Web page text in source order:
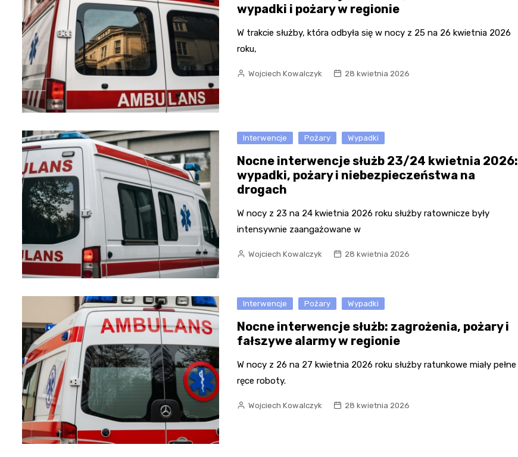
wypadki i pożary w regionie
W trakcie służby, która odbyła się w nocy z 25 na 26 kwietnia 2026
roku,
Wojciech Kowalczyk 28 kwietnia 2026
Interwencje Pożary Wypadki
Nocne interwencje służb 23/24 kwietnia 2026:
wypadki, pożary i niebezpieczeństwa na
drogach
W nocy z 23 na 24 kwietnia 2026 roku służby ratownicze były
intensywnie zaangażowane w
Wojciech Kowalczyk 28 kwietnia 2026
Interwencje Pożary Wypadki
Nocne interwencje służb: zagrożenia, pożary i
fałszywe alarmy w regionie
W nocy z 26 na 27 kwietnia 2026 roku służby ratunkowe miały pełne
ręce roboty.
Wojciech Kowalczyk 28 kwietnia 2026